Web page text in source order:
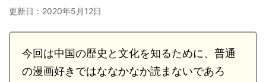
更新日： 2020年5月12日
今回は中国の歴史と文化を知るために、普通
の漫画好きではななかなか読まないであろ